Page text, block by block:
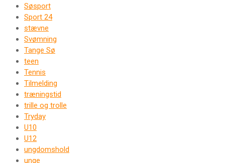
Søsport
Sport 24
stævne
Svømning
Tange Sø
teen
Tennis
Tilmelding
træningstid
trille og trolle
Tryday
U10
U12
ungdomshold
unge